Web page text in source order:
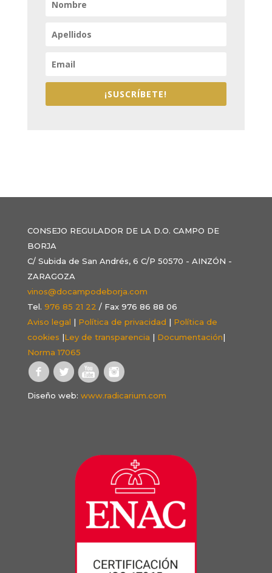
¡SUSCRÍBETE!
CONSEJO REGULADOR DE LA D.O. CAMPO DE
BORJA
C/ Subida de San Andrés, 6 C/P 50570 - AINZÓN -
ZARAGOZA
vinos@docampodeborja.com
Tel. 976 85 21 22 / Fax 976 86 88 06
Aviso legal | Política de privacidad | Política de
cookies |Ley de transparencia | Documentación|
Norma 17065
Diseño web: www.radicarium.com